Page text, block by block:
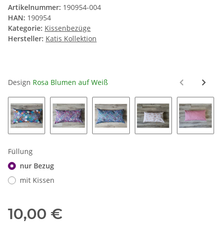
Artikelnummer: 190954-004
HAN: 190954
Kategorie: Kissenbezüge
Hersteller: Katis Kollektion
Design Rosa Blumen auf Weiß
Füllung
nur Bezug
mit Kissen
10,00 €